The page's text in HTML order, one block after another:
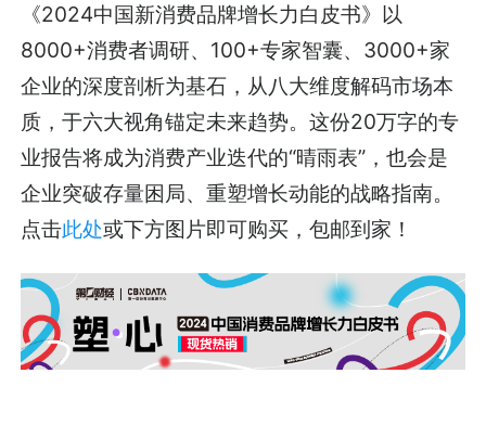
《2024中国新消费品牌增长力白皮书》以
8000+消费者调研、100+专家智囊、3000+家
企业的深度剖析为基石，从八大维度解码市场本
质，于六大视角锚定未来趋势。这份20万字的专
业报告将成为消费产业迭代的“晴雨表”，也会是
企业突破存量困局、重塑增长动能的战略指南。
点击此处或下方图片即可购买，包邮到家！